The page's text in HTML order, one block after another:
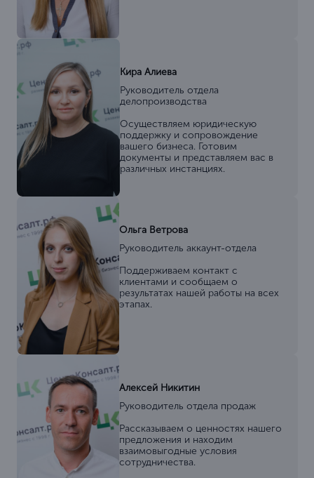
Кира Алиева
Руководитель отдела
делопроизводства
Осуществляем юридическую
поддержку и сопровождение
вашего бизнеса. Готовим
документы и представляем вас в
различных инстанциях.
Ольга Ветрова
Руководитель аккаунт-отдела
Поддерживаем контакт с
клиентами и сообщаем о
результатах нашей работы на всех
этапах.
Алексей Никитин
Руководитель отдела продаж
Рассказываем о ценностях нашего
предложения и находим
взаимовыгодные условия
сотрудничества.